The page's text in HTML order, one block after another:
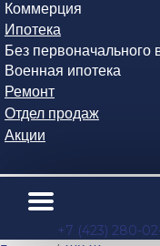
Коммерция
Ипотека
Без первоначального
Военная ипотека
Ремонт
Отдел продаж
Акции
+7 (423) 280-